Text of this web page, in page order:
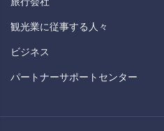
観光業に従事する人々
ビジネス
パートナーサポートセンター